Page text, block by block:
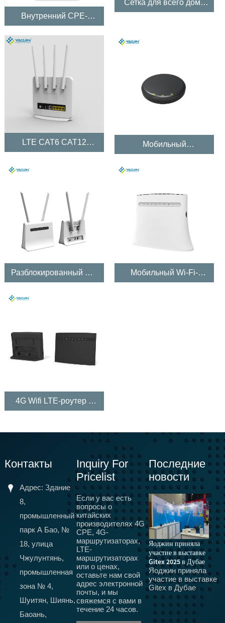
Внутренний CPE-
маршрутизатор 5G
Сетка для всего дома
WiFi6
LTE CAT6 CAT12
Внутренний CPE-
Мобильный
маршрутизатор 4G LTE
Разблокированный Wi-
Fi роутер LTE
Мобильный Wi-Fi-
роутер 4G LTE
4G Wifi LTE-роутер с
сим-картой
Контакты
Адрес: Здание
8,
промышленный
парк А Бао, №
18, улица
Чжулунтянь,
промышленная
зона № 4,
Шуитян, Шиянь,
Баоань,
Inquiry For
Pricelist
Если у вас есть
вопросы о
китайских
производителях 4G
CPE, 4G-
маршрутизаторах,
LTE-
маршрутизаторах
или о ценах,
оставьте нам свой
адрес электронной
почты, и мы
свяжемся с вами в
течение 24 часов.
Последние
новости
5G собирается заменить
оптическое волокно,
терминалы 5G CPE для
домашнего
широкополосного
доступа, сертификация
оборудования CPE,
Яоджин приняла
участие в выставке
Gitex 2025 в Дубае
Яоджин приняла
участие в выставке
Gitex в Дубае